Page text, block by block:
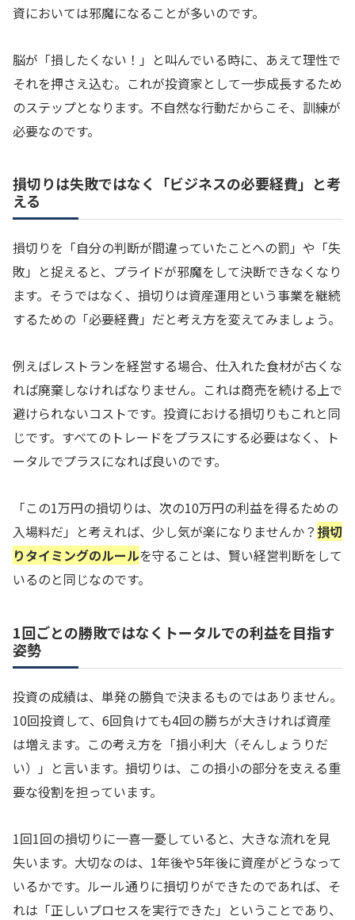
資においては邪魔になることが多いのです。
脳が「損したくない！」と叫んでいる時に、あえて理性で
それを押さえ込む。これが投資家として一歩成長するため
のステップとなります。不自然な行動だからこそ、訓練が
必要なのです。
損切りは失敗ではなく「ビジネスの必要経費」と考
える
損切りを「自分の判断が間違っていたことへの罰」や「失
敗」と捉えると、プライドが邪魔をして決断できなくなり
ます。そうではなく、損切りは資産運用という事業を継続
するための「必要経費」だと考え方を変えてみましょう。
例えばレストランを経営する場合、仕入れた食材が古くな
れば廃棄しなければなりません。これは商売を続ける上で
避けられないコストです。投資における損切りもこれと同
じです。すべてのトレードをプラスにする必要はなく、ト
ータルでプラスになれば良いのです。
「この1万円の損切りは、次の10万円の利益を得るための
入場料だ」と考えれば、少し気が楽になりませんか？損切
りタイミングのルールを守ることは、賢い経営判断をして
いるのと同じなのです。
1回ごとの勝敗ではなくトータルでの利益を目指す
姿勢
投資の成績は、単発の勝負で決まるものではありません。
10回投資して、6回負けても4回の勝ちが大きければ資産
は増えます。この考え方を「損小利大（そんしょうりだ
い）」と言います。損切りは、この損小の部分を支える重
要な役割を担っています。
1回1回の損切りに一喜一憂していると、大きな流れを見
失います。大切なのは、1年後や5年後に資産がどうなって
いるかです。ルール通りに損切りができたのであれば、そ
れは「正しいプロセスを実行できた」ということであり、